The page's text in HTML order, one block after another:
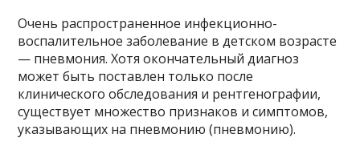
Очень распространенное инфекционно-
воспалительное заболевание в детском возрасте
— пневмония. Хотя окончательный диагноз
может быть поставлен только после
клинического обследования и рентгенографии,
существует множество признаков и симптомов,
указывающих на пневмонию (пневмонию).